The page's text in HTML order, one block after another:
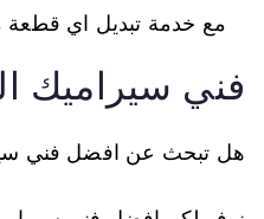
مع خدمة تبديل اي
فني سيراميك
هل تبحث عن افضل فني